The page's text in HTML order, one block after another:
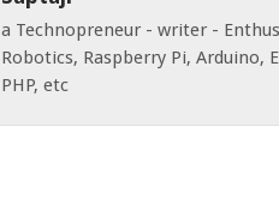
a Technopreneur - writer -
Robotics, Raspberry Pi, Arduino,
PHP, etc